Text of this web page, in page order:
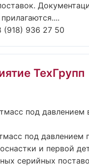
(918) 936 27 50
ТехГрупп
под давлением
под давлением
и первой
серийных